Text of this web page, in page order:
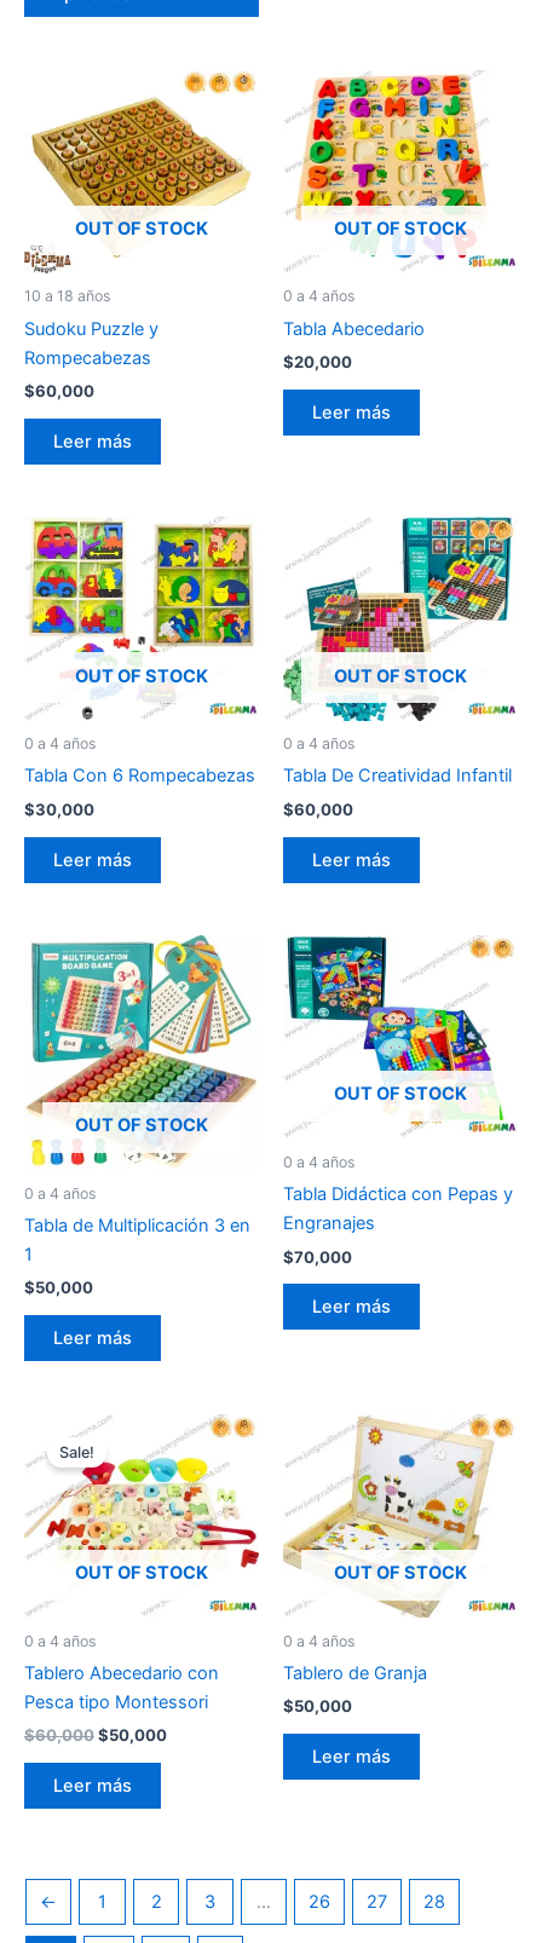
OUT OF STOCK
10 a 18 años
Sudoku Puzzle y
Rompecabezas
$60,000
Leer más
OUT OF STOCK
0 a 4 años
Tabla Abecedario
$20,000
Leer más
OUT OF STOCK
0 a 4 años
Tabla Con 6 Rompecabezas
$30,000
Leer más
OUT OF STOCK
0 a 4 años
Tabla De Creatividad Infantil
$60,000
Leer más
OUT OF STOCK
0 a 4 años
Tabla de Multiplicación 3 en
1
$50,000
Leer más
OUT OF STOCK
0 a 4 años
Tabla Didáctica con Pepas y
Engranajes
$70,000
Leer más
OUT OF STOCK
Sale!
0 a 4 años
Tablero Abecedario con
Pesca tipo Montessori
$60,000
El
original
era:
$60,000.
$50,000
precio
actual
es:
$50,000.
Leer más
OUT OF STOCK
0 a 4 años
Tablero de Granja
$50,000
Leer más
← 1 2 3 … 26 27 28